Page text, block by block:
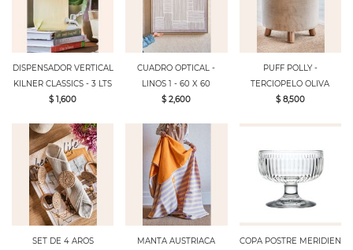
DISPENSADOR VERTICAL
KILNER CLASSICS - 3 LTS
$ 1,600
CUADRO OPTICAL -
LINOS 1 - 60 X 60
$ 2,600
PUFF POLLY -
TERCIOPELO OLIVA
$ 8,500
SET DE 4 AROS
MANTA AUSTRIACA
COPA POSTRE MERIDIEN